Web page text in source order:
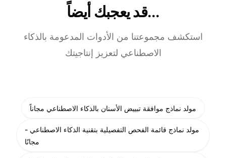
قد يعجبك أيضاً...
استكشف مجموعتنا من الأدوات المدعومة بالذكاء
الاصطناعي لتعزيز إنتاجيتك
مولد نماذج موافقة تبييض الأسنان بالذكاء الاصطناعي مجاناً
مولد نماذج قائمة الفحص التفصيلية بتقنية الذكاء الاصطناعي -
مجانًا